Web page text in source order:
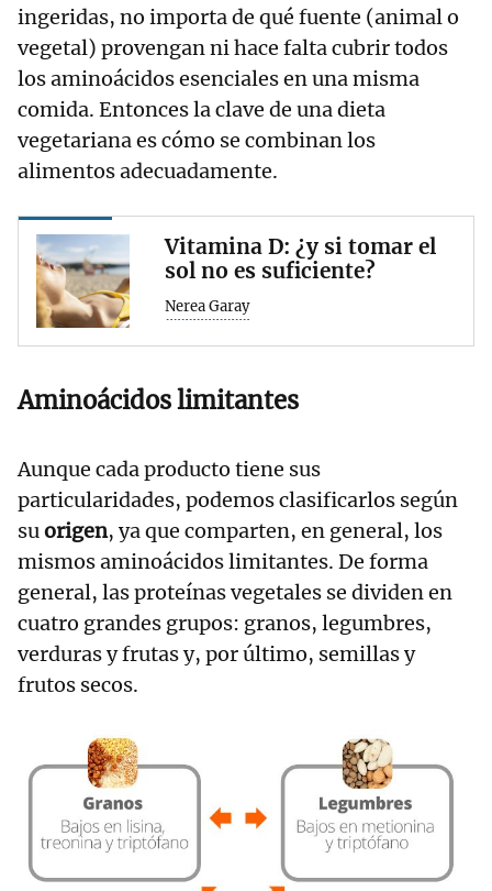
ingeridas, no importa de qué fuente (animal o
vegetal) provengan ni hace falta cubrir todos
los aminoácidos esenciales en una misma
comida. Entonces la clave de una dieta
vegetariana es cómo se combinan los
alimentos adecuadamente.
Vitamina D: ¿y si tomar el
sol no es suficiente?
Nerea Garay
Aminoácidos limitantes
Aunque cada producto tiene sus
particularidades, podemos clasificarlos según
suorigen, ya que comparten, en general, los
mismos aminoácidos limitantes. De forma
general, las proteínas vegetales se dividen en
cuatro grandes grupos: granos, legumbres,
verduras y frutas y, por último, semillas y
frutos secos.